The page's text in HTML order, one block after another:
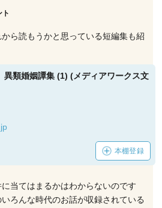
ト
ら読もうかと思っている短編集も紹
異類婚姻譚集 (1) (メディアワークス文
本棚登録
当てはまるかはわからないのです
ろんな時代のお話が収録されている